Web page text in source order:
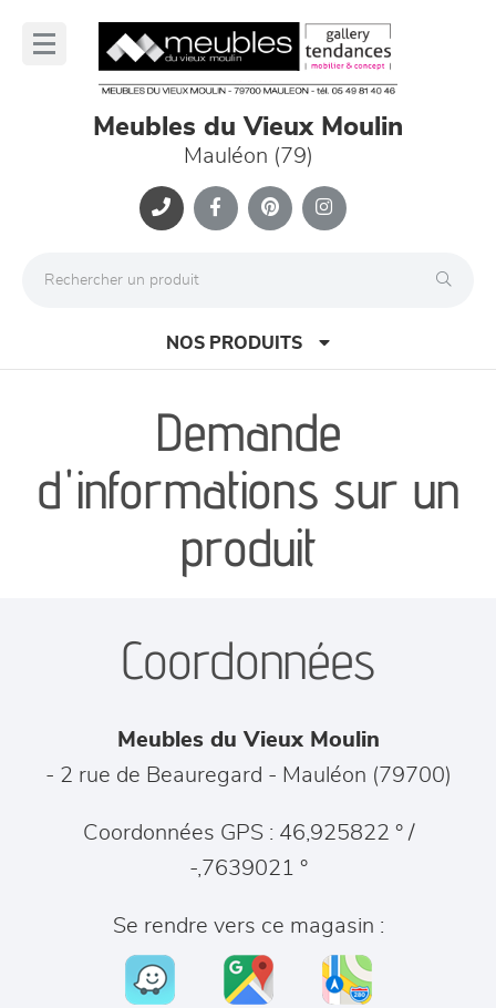
Meubles du Vieux Moulin
Mauléon (79)
NOS PRODUITS
canapés et fauteuils
séjours
meubles de complément
chambres et dressing
décoration
Demande
d'informations sur un
produit
Coordonnées
Meubles du Vieux Moulin
- 2 rue de Beauregard - Mauléon (79700)
Coordonnées GPS : 46,925822 ° /
-,7639021 °
Se rendre vers ce magasin :